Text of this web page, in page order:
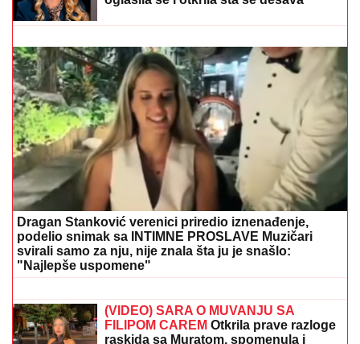
(VIDEO) "IZGLEDAM KAO TELE"Asmina prozivali
zbog kilaže, on se sada snimio i šokirao: Maja ga
momentalno prekorila
Objavljen je listing uplata sa
bankovnog računa Asmina Durdžića:
Alibaba, ipak, može da izdržava i 40
razbojnika, a kamoli Maju Marinković
(FOTO) SOFIJA JEDVA DOČEKALA
DA MARKO I SANJA GRUJIĆ
RASKINU